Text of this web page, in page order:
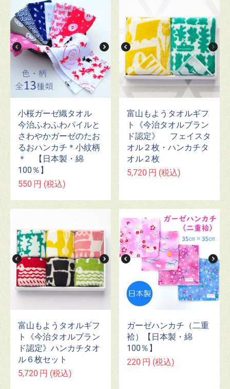
小桜ガーゼ織タオル
今治ふわふわパイルと
さわやかガーゼのたお
るおハンカチ＊小紋柄
＊ 【日本製・綿
100％】
550 円 (税込)
富山もようタオルギフ
ト《今治タオルブラン
ド認定》 フェイスタ
オル２枚・ハンカチタ
オル２枚
5,720 円 (税込)
富山もようタオルギフ
ト《今治タオルブラン
ド認定》ハンカチタオ
ル６枚セット
5,720 円 (税込)
ガーゼハンカチ（二重
袷）【日本製・綿
100％】
220 円 (税込)